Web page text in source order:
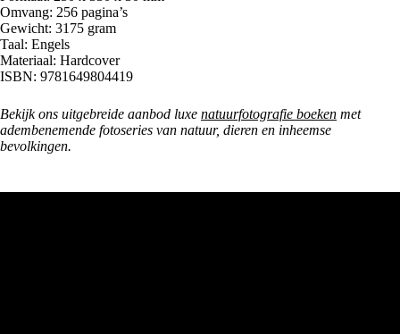
Omvang: 256 pagina’s
Gewicht: 3175 gram
Taal: Engels
Materiaal: Hardcover
ISBN: 9781649804419
Bekijk ons uitgebreide aanbod luxe natuurfotografie boeken met
adembenemende fotoseries van natuur, dieren en inheemse
bevolkingen.